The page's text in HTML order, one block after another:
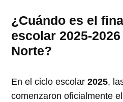
¿Cuándo es el
escolar 2025-
Norte?
En el ciclo escolar2025,
comenzaron oficialmente